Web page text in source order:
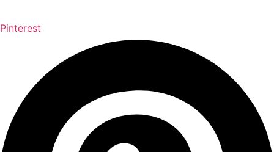
Pinterest